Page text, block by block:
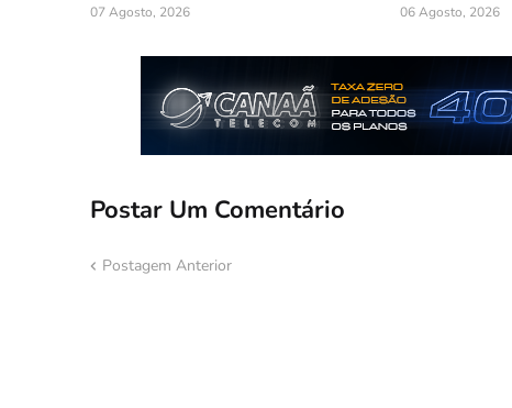
07 Agosto, 2026 06 Agosto, 2026
Postar Um Comentário
Postagem Anterior